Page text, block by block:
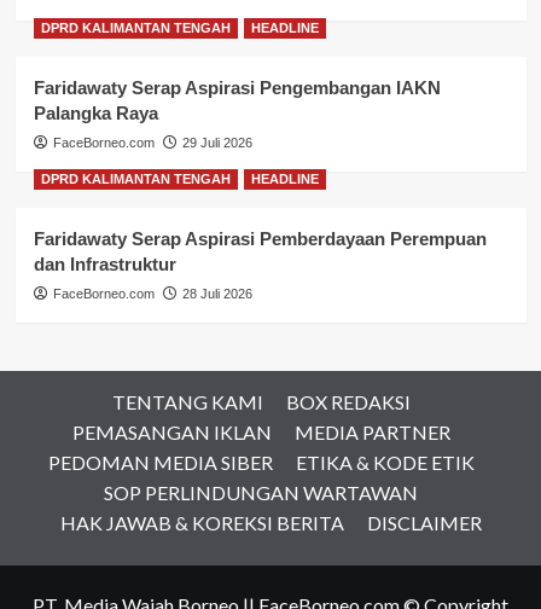
DPRD KALIMANTAN TENGAH HEADLINE
Faridawaty Serap Aspirasi Pengembangan IAKN
Palangka Raya
FaceBorneo.com 29 Juli 2026
DPRD KALIMANTAN TENGAH HEADLINE
Faridawaty Serap Aspirasi Pemberdayaan Perempuan
dan Infrastruktur
FaceBorneo.com 28 Juli 2026
TENTANG KAMI
BOX REDAKSI
PEMASANGAN IKLAN
MEDIA PARTNER
PEDOMAN MEDIA SIBER
ETIKA & KODE ETIK
SOP PERLINDUNGAN WARTAWAN
HAK JAWAB & KOREKSI BERITA
DISCLAIMER